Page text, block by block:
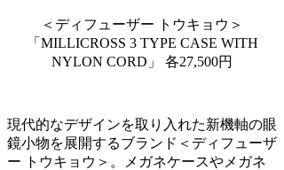
＜ディフューザー トウキョウ＞
「MILLICROSS 3 TYPE CASE WITH
NYLON CORD」 各27,500円
現代的なデザインを取り入れた新機軸の眼
鏡小物を展開するブランド＜ディフューザ
ー トウキョウ＞。メガネケースやメガネ